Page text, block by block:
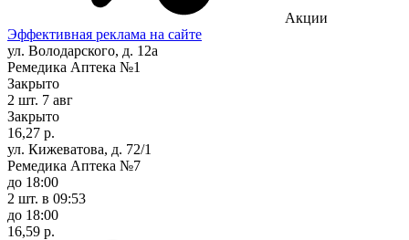
Акции
Эффективная реклама на сайте
ул. Володарского, д. 12а
Ремедика Аптека №1
Закрыто
2 шт. 7 авг
Закрыто
16,27 р.
ул. Кижеватова, д. 72/1
Ремедика Аптека №7
до 18:00
2 шт. в 09:53
до 18:00
16,59 р.